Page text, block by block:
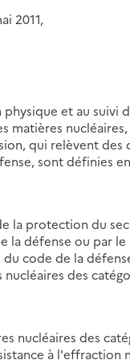
2011,
et au suivi
matières
qui relèvent des
sont définies
la protection du
la défense ou par
code de la
des
nucléaires des
à l'effraction